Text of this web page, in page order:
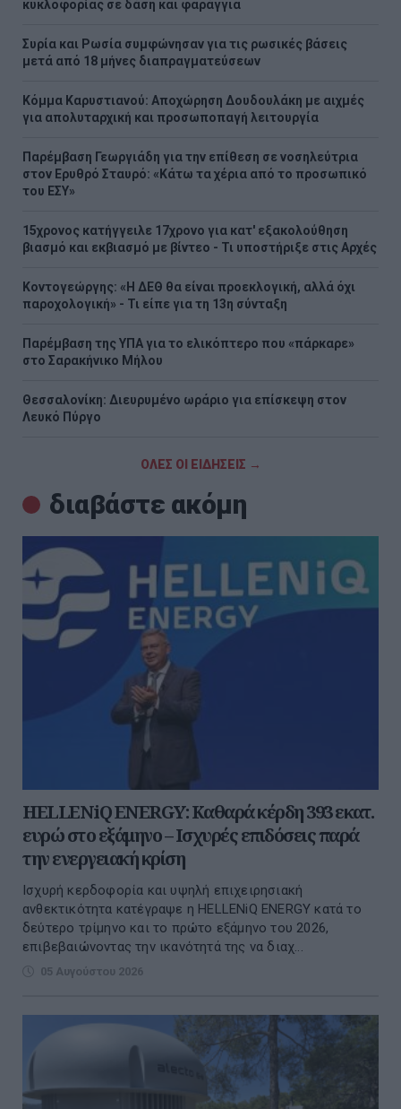
κυκλοφορίας σε δάση και φαράγγια
Συρία και Ρωσία συμφώνησαν για τις ρωσικές βάσεις
μετά από 18 μήνες διαπραγματεύσεων
Κόμμα Καρυστιανού: Αποχώρηση Δουδουλάκη με αιχμές
για απολυταρχική και προσωποπαγή λειτουργία
Παρέμβαση Γεωργιάδη για την επίθεση σε νοσηλεύτρια
στον Ερυθρό Σταυρό: «Κάτω τα χέρια από το προσωπικό
του ΕΣΥ»
15χρονος κατήγγειλε 17χρονο για κατ' εξακολούθηση
βιασμό και εκβιασμό με βίντεο - Τι υποστήριξε στις Αρχές
Κοντογεώργης: «Η ΔΕΘ θα είναι προεκλογική, αλλά όχι
παροχολογική» - Τι είπε για τη 13η σύνταξη
Παρέμβαση της ΥΠΑ για το ελικόπτερο που «πάρκαρε»
στο Σαρακήνικο Μήλου
Θεσσαλονίκη: Διευρυμένο ωράριο για επίσκεψη στον
Λευκό Πύργο
ΟΛΕΣ ΟΙ ΕΙΔΗΣΕΙΣ →
διαβάστε ακόμη
HELLENiQ ENERGY: Καθαρά κέρδη 393 εκατ.
ευρώ στο εξάμηνο – Ισχυρές επιδόσεις παρά
την ενεργειακή κρίση
Ισχυρή κερδοφορία και υψηλή επιχειρησιακή
ανθεκτικότητα κατέγραψε η HELLENiQ ENERGY κατά το
δεύτερο τρίμηνο και το πρώτο εξάμηνο του 2026,
επιβεβαιώνοντας την ικανότητά της να διαχ...
05 Αυγούστου 2026